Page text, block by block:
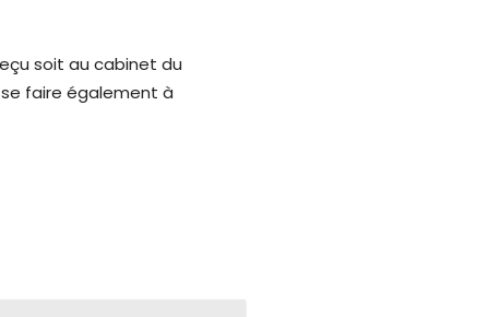
soit au cabinet du
se faire également à